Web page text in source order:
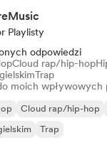
Playlisty
odpowiedzi
Cloud rap/hip-hop
Trap
moich wpływowych
Cloud rap/hip-hop
Trap